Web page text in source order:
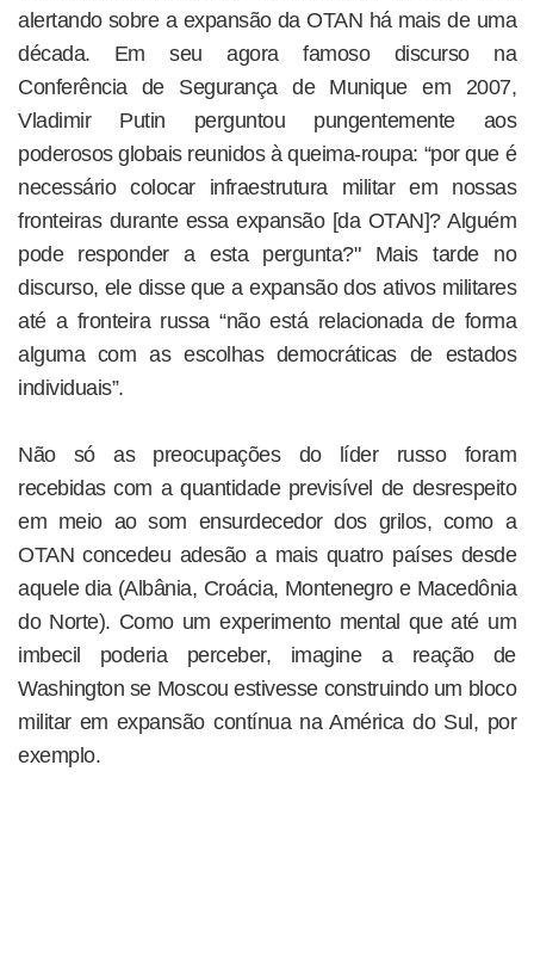
alertando sobre a expansão da OTAN há mais de uma
década. Em seu agora famoso discurso na
Conferência de Segurança de Munique em 2007,
Vladimir Putin perguntou pungentemente aos
poderosos globais reunidos à queima-roupa: “por que é
necessário colocar infraestrutura militar em nossas
fronteiras durante essa expansão [da OTAN]? Alguém
pode responder a esta pergunta?" Mais tarde no
discurso, ele disse que a expansão dos ativos militares
até a fronteira russa “não está relacionada de forma
alguma com as escolhas democráticas de estados
individuais”.
Não só as preocupações do líder russo foram
recebidas com a quantidade previsível de desrespeito
em meio ao som ensurdecedor dos grilos, como a
OTAN concedeu adesão a mais quatro países desde
aquele dia (Albânia, Croácia, Montenegro e Macedônia
do Norte). Como um experimento mental que até um
imbecil poderia perceber, imagine a reação de
Washington se Moscou estivesse construindo um bloco
militar em expansão contínua na América do Sul, por
exemplo.